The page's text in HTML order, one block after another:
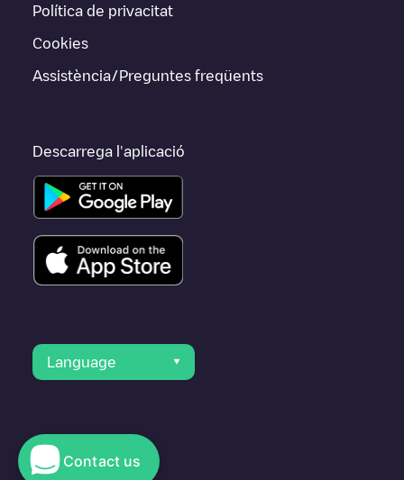
Política de privacitat
Cookies
Assistència/Preguntes freqüents
Descarrega l'aplicació
Language
© 2023 Electromaps
Contact us